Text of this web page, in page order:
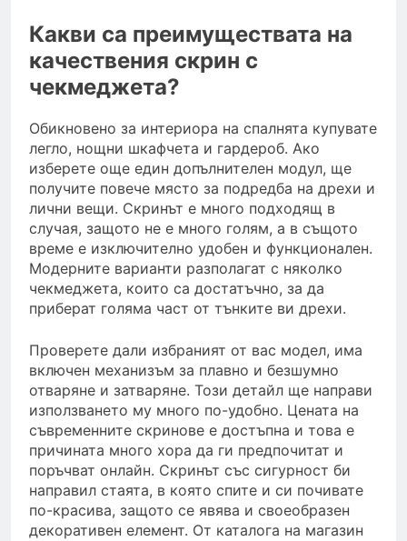
Какви са преимуществата на
качествения скрин с
чекмеджета?
Обикновено за интериора на спалнята купувате
легло, нощни шкафчета и гардероб. Ако
изберете още един допълнителен модул, ще
получите повече място за подредба на дрехи и
лични вещи. Скринът е много подходящ в
случая, защото не е много голям, а в същото
време е изключително удобен и функционален.
Модерните варианти разполагат с няколко
чекмеджета, които са достатъчно, за да
приберат голяма част от тънките ви дрехи.
Проверете дали избраният от вас модел, има
включен механизъм за плавно и безшумно
отваряне и затваряне. Този детайл ще направи
използването му много по-удобно. Цената на
съвременните скринове е достъпна и това е
причината много хора да ги предпочитат и
поръчват онлайн. Скринът със сигурност би
направил стаята, в която спите и си почивате
по-красива, защото се явява и своеобразен
декоративен елемент. От каталога на магазин